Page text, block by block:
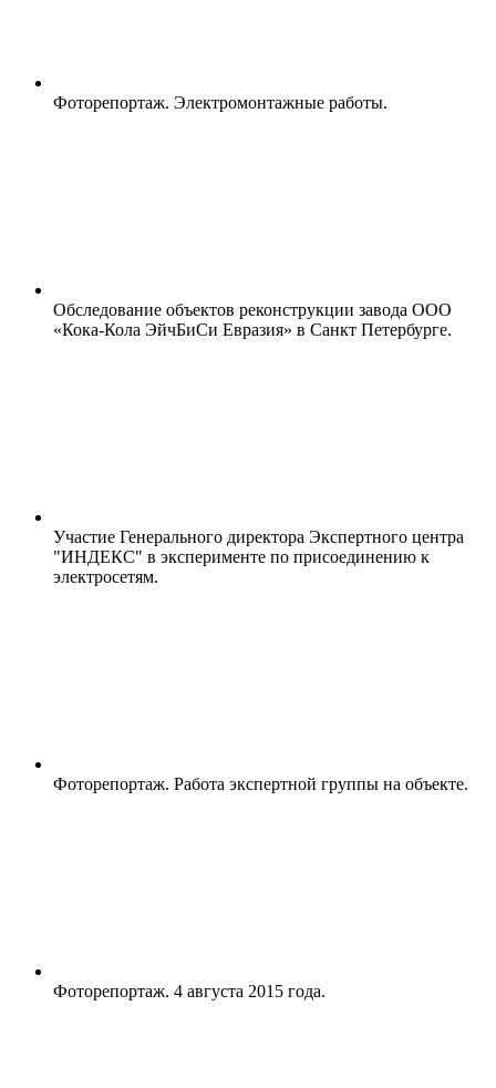
Фоторепортаж. Электромонтажные работы.
Обследование объектов реконструкции завода ООО
«Кока-Кола ЭйчБиСи Евразия» в Санкт Петербурге.
Участие Генерального директора Экспертного центра
"ИНДЕКС" в эксперименте по присоединению к
электросетям.
Фоторепортаж. Работа экспертной группы на объекте.
Фоторепортаж. 4 августа 2015 года.